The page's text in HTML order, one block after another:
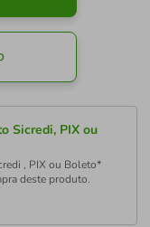
Sicredi, PIX ou
, PIX ou Boleto*
deste produto.